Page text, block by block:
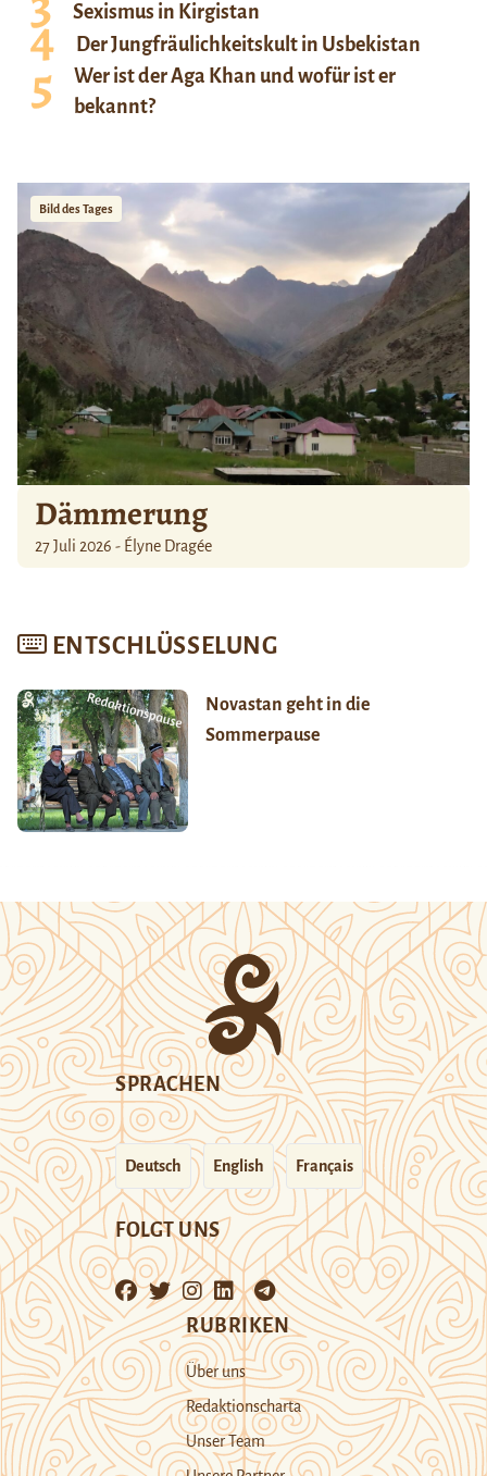
Sexismus in Kirgistan
Der Jungfräulichkeitskult in Usbekistan
Wer ist der Aga Khan und wofür ist er
bekannt?
Bild des Tages
Dämmerung
27 Juli 2026 - Élyne Dragée
ENTSCHLÜSSELUNG
Novastan geht in die
Sommerpause
SPRACHEN
Deutsch English Français
FOLGT UNS
RUBRIKEN
Über uns
Redaktionscharta
Unser Team